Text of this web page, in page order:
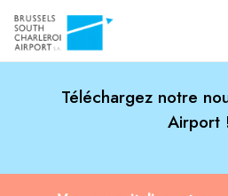
Téléchargez notre
Airport